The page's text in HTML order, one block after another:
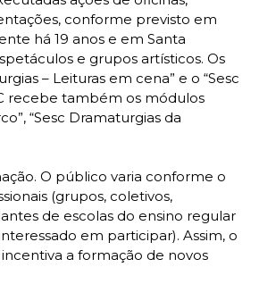
conforme previsto em
há 19 anos e em Santa
e grupos artísticos. Os
– Leituras em cena” e o “Sesc
recebe também os módulos
“Sesc Dramaturgias da
O público varia conforme o
(grupos, coletivos,
de escolas do ensino regular
em participar). Assim, o
a formação de novos